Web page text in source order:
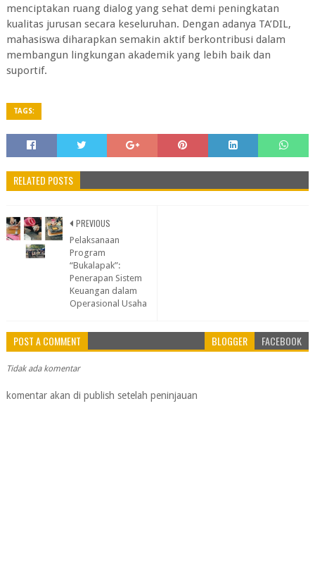
menciptakan ruang dialog yang sehat demi peningkatan
kualitas jurusan secara keseluruhan. Dengan adanya TA’DIL,
mahasiswa diharapkan semakin aktif berkontribusi dalam
membangun lingkungan akademik yang lebih baik dan
suportif.
TAGS:
RELATED POSTS
PREVIOUS
Pelaksanaan
Program
“Bukalapak”:
Penerapan Sistem
Keuangan dalam
Operasional Usaha
POST A COMMENT BLOGGER FACEBOOK
Tidak ada komentar
komentar akan di publish setelah peninjauan